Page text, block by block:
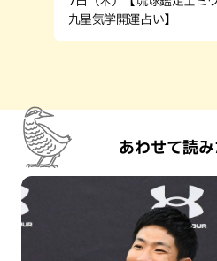
九星気学開運占い】
あわせて読